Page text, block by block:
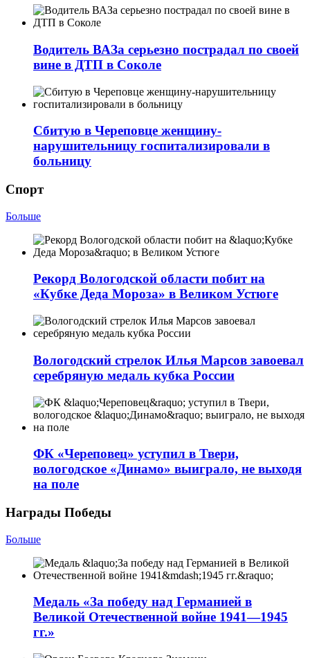
Водитель ВАЗа серьезно пострадал по своей
вине в ДТП в Соколе
Сбитую в Череповце женщину-
нарушительницу госпитализировали в
больницу
Спорт
Больше
Рекорд Вологодской области побит на
«Кубке Деда Мороза» в Великом Устюге
Вологодский стрелок Илья Марсов завоевал
серебряную медаль кубка России
ФК «Череповец» уступил в Твери,
вологодское «Динамо» выиграло, не выходя
на поле
Награды Победы
Больше
Медаль «За победу над Германией в
Великой Отечественной войне 1941—1945
гг.»